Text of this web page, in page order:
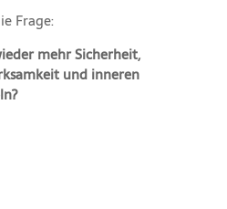
Frage:
mehr Sicherheit,
und inneren